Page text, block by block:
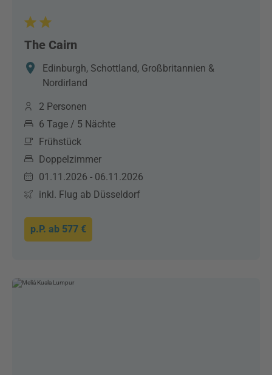
The Cairn
Edinburgh, Schottland, Großbritannien &
Nordirland
2 Personen
6 Tage / 5 Nächte
Frühstück
Doppelzimmer
01.11.2026 - 06.11.2026
inkl. Flug ab Düsseldorf
p.P. ab 577 €